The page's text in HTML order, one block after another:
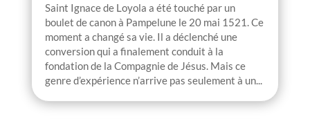
Saint Ignace de Loyola a été touché par un
boulet de canon à Pampelune le 20 mai 1521. Ce
moment a changé sa vie. Il a déclenché une
conversion qui a finalement conduit à la
fondation de la Compagnie de Jésus. Mais ce
genre d’expérience n’arrive pas seulement à un...